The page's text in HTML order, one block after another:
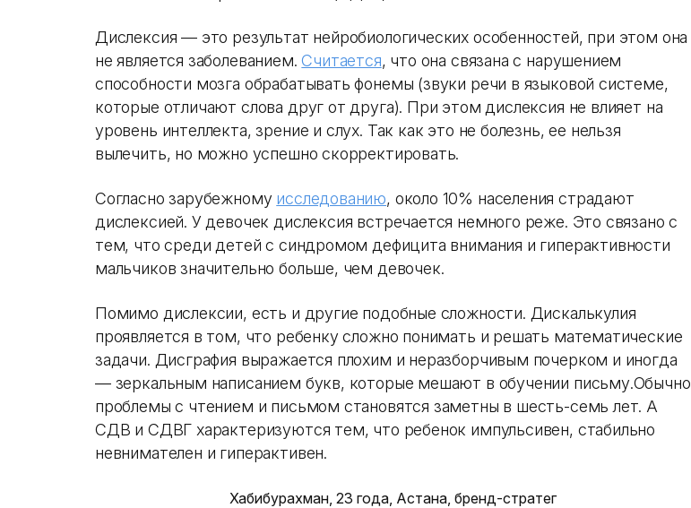
Дислексия — это результат нейробиологических особенностей, при этом она
не является заболеванием.Считается, что она связана с нарушением
способности мозга обрабатывать фонемы (звуки речи в языковой системе,
которые отличают слова друг от друга). При этом дислексия не влияет на
уровень интеллекта, зрение и слух. Так как это не болезнь, ее нельзя
вылечить, но можно успешно скорректировать.
Согласно зарубежному исследованию, около 10% населения страдают
дислексией. У девочек дислексия встречается немного реже. Это связано с
тем, что среди детей с синдромом дефицита внимания и гиперактивности
мальчиков значительно больше, чем девочек.
Помимо дислексии, есть и другие подобные сложности. Дискалькулия
проявляется в том, что ребенку сложно понимать и решать математические
задачи. Дисграфия выражается плохим и неразборчивым почерком и иногда
— зеркальным написанием букв, которые мешают в обучении письму.Обычно
проблемы с чтением и письмом становятся заметны в шесть-семь лет. А
СДВ и СДВГ характеризуются тем, что ребенок импульсивен, стабильно
невнимателен и гиперактивен.
Хабибурахман, 23 года, Астана, бренд-стратег